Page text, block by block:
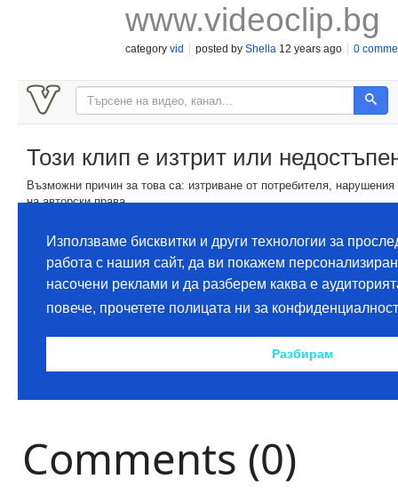
www.videoclip.bg
category vid posted by Shella 12 years ago 0
Comments (0)